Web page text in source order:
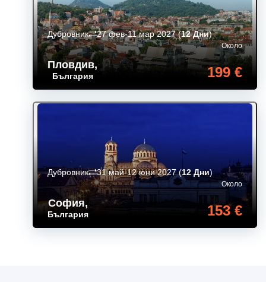
Пловдив,
България
Около
199 €
Дубровник 27 фев-11 мар 2027(12 Дни)
София,
България
Около
153 €
Дубровник 31 май-12 юни 2027(12 Дни)